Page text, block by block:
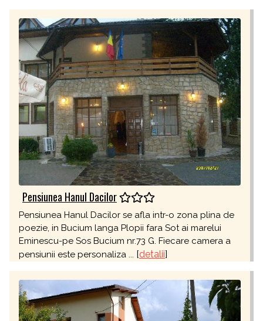
Pensiunea Hanul Dacilor
Pensiunea Hanul Dacilor se afla intr-o zona plina de
poezie, in Bucium langa Plopii fara Sot ai marelui
Eminescu-pe Sos Bucium nr.73 G. Fiecare camera a
pensiunii este personaliza ... [detalii]